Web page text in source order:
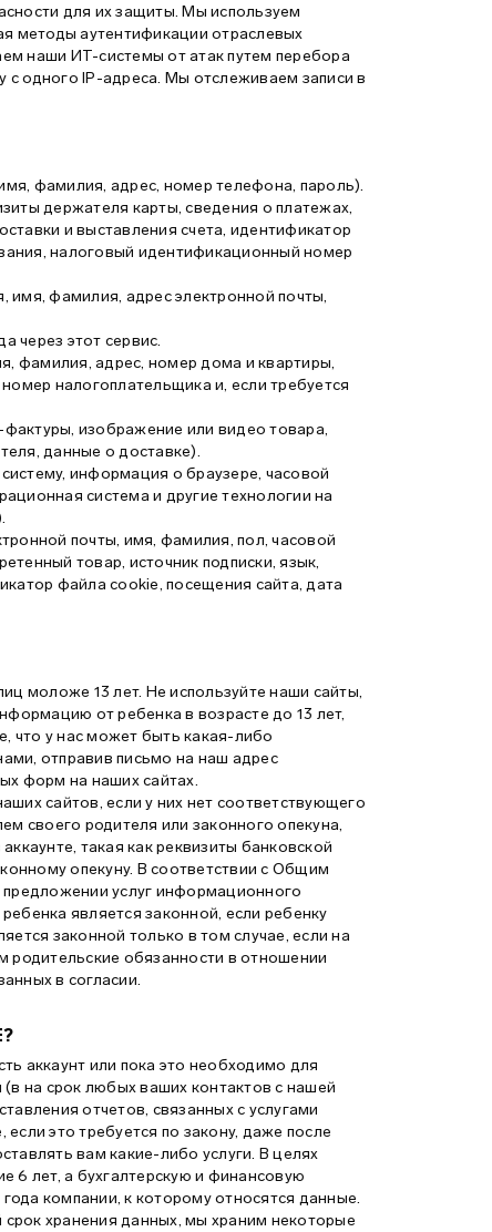
для их защиты. Мы используем
методы аутентификации отраслевых
наши ИТ-системы от атак путем перебора
с одного IP-адреса. Мы отслеживаем записи в
фамилия, адрес, номер телефона, пароль).
держателя карты, сведения о платежах,
и выставления счета, идентификатор
налоговый идентификационный номер
фамилия, адрес электронной почты,
через этот сервис.
фамилия, адрес, номер дома и квартиры,
налогоплательщика и, если требуется
изображение или видео товара,
данные о доставке).
информация о браузере, часовой
система и другие технологии на
почты, имя, фамилия, пол, часовой
товар, источник подписки, язык,
файла cookie, посещения сайта, дата
моложе 13 лет. Не используйте наши сайты,
от ребенка в возрасте до 13 лет,
что у нас может быть какая-либо
отправив письмо на наш адрес
форм на наших сайтах.
сайтов, если у них нет соответствующего
своего родителя или законного опекуна,
такая как реквизиты банковской
опекуну. В соответствии с Общим
услуг информационного
является законной, если ребенку
законной только в том случае, если на
обязанности в отношении
в согласии.
аккаунт или пока это необходимо для
(в на срок любых ваших контактов с нашей
отчетов, связанных с услугами
это требуется по закону, даже после
вам какие-либо услуги. В целях
6 лет, а бухгалтерскую и финансовую
компании, к которому относятся данные.
хранения данных, мы храним некоторые